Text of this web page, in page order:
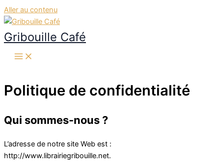
Aller au contenu
Gribouille Café
Politique de confidentialité
Qui sommes-nous ?
L’adresse de notre site Web est :
http://www.librairiegribouille.net.